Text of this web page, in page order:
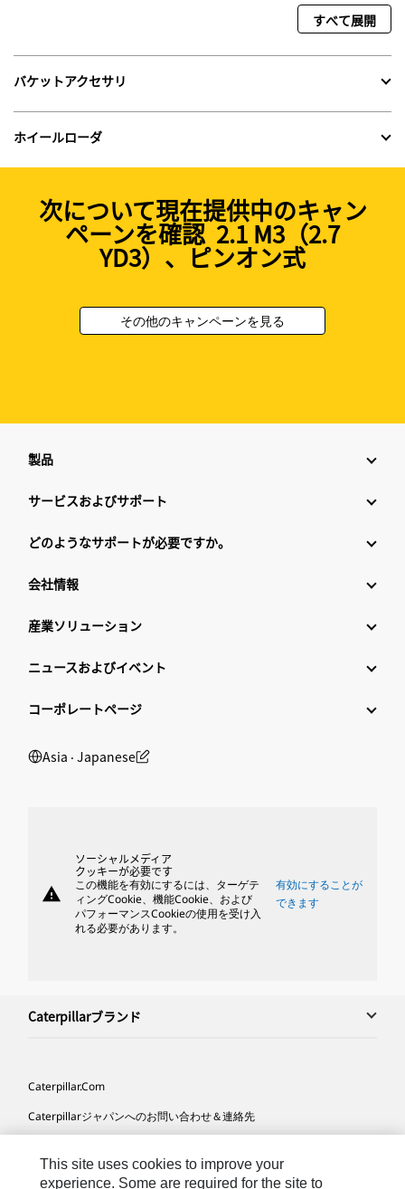
すべて展開
バケットアクセサリ
ホイールローダ
次について現在提供中のキャン
ペーンを確認 2.1 M3（2.7
YD3）、ピンオン式
その他のキャンペーンを見る
製品
サービスおよびサポート
どのようなサポートが必要ですか。
会社情報
産業ソリューション
ニュースおよびイベント
コーポレートページ
Asia ‧ Japanese
warning
ソーシャルメディア
クッキーが必要です
この機能を有効にするには、ターゲテ
ィングCookie、機能Cookie、および
パフォーマンスCookieの使用を受け入
れる必要があります。
有効にすることが
できます
Caterpillarブランド
Caterpillar.com
Caterpillarジャパンへのお問い合わせ＆連絡先
サイト･マップ
This site uses cookies to improve your
experience. Some are required for the site to